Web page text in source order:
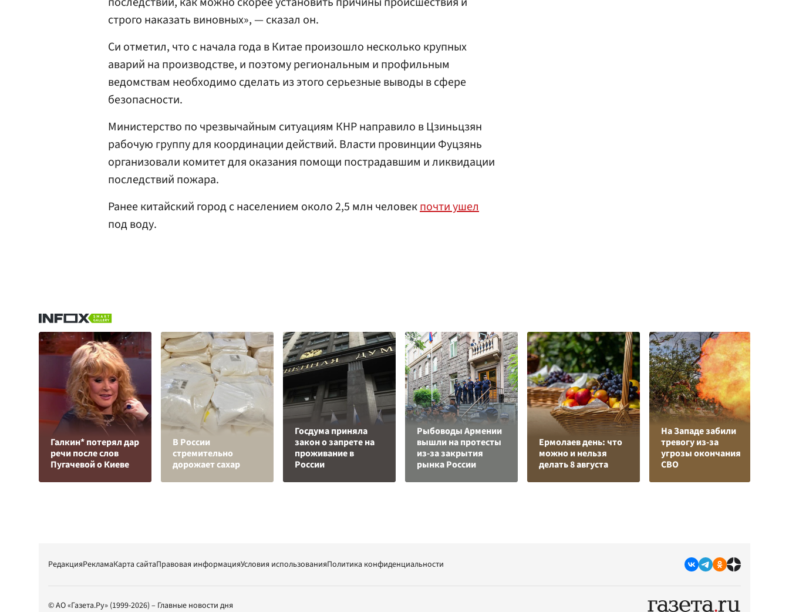
строго наказать виновных», — сказал он.
Си отметил, что с начала года в Китае произошло несколько крупных
аварий на производстве, и поэтому региональным и профильным
ведомствам необходимо сделать из этого серьезные выводы в сфере
безопасности.
Министерство по чрезвычайным ситуациям КНР направило в Цзиньцзян
рабочую группу для координации действий. Власти провинции Фуцзянь
организовали комитет для оказания помощи пострадавшим и ликвидации
последствий пожара.
Ранее китайский город с населением около 2,5 млн человекпочти ушел
под воду.
Галкин* потерял дар
речи после слов
Пугачевой о Киеве
В России
стремительно
дорожает сахар
Госдума приняла
закон о запрете на
проживание в
России
Рыбоводы Армении
вышли на протесты
из-за закрытия
рынка России
Ермолаев день: что
можно и нельзя
делать 8 августа
На Западе забили
тревогу из-за
угрозы окончания
СВО
РедакцияРекламаКарта сайтаПравовая информацияУсловия использованияПолитика конфиденциальности
© АО «Газета.Ру» (1999-2026) – Главные новости дня